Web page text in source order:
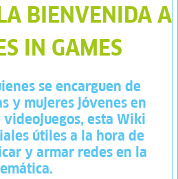
BIENVENIDA A
IN GAMES
se encarguen de
y mujeres jóvenes en
esta Wiki
útiles a la hora de
y armar redes en la